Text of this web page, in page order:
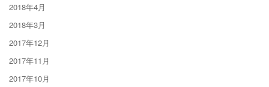
2018年4月
2018年3月
2017年12月
2017年11月
2017年10月